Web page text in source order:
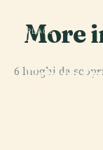
More
6 luoghi da
PLACE
Reserva
Urbana De